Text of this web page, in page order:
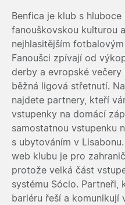
Benfica je klub s hluboce
fanouškovskou kulturou
nejhlasitějším
Fanoušci zpívají od
derby a evropské večery
běžná ligová střetnutí.
najdete partnery, kteří
vstupenky na domácí
samostatnou vstupenku
s ubytováním v
web klubu je pro
protože velká část
systému Sócio. Partneři,
bariéru řeší a komunikují